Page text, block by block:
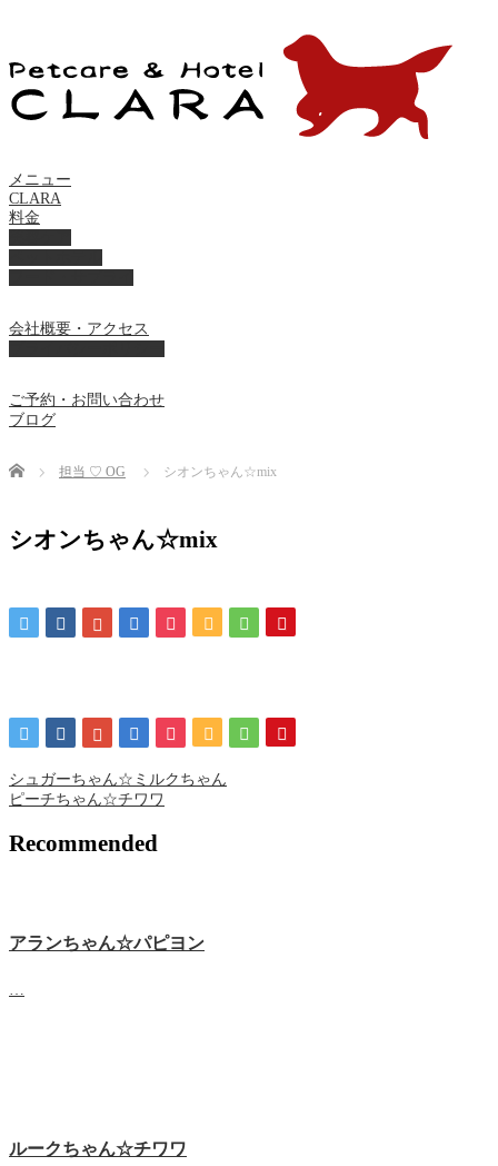
メニュー
CLARA
料金
会社概要・アクセス
ご予約・お問い合わせ
ブログ
Home 担当 ♡ OG シオンちゃん☆mix
シオンちゃん☆mix
シュガーちゃん☆ミルクちゃん
ピーチちゃん☆チワワ
Recommended
アランちゃん☆パピヨン
ルークちゃん☆チワワ